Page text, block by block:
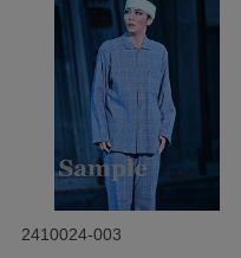
2410024-003